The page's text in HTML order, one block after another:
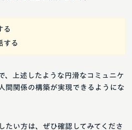
る
する
、上述したような円滑なコミュニケ
間関係の構築が実現できるようにな
たい方は、ぜひ確認してみてくださ